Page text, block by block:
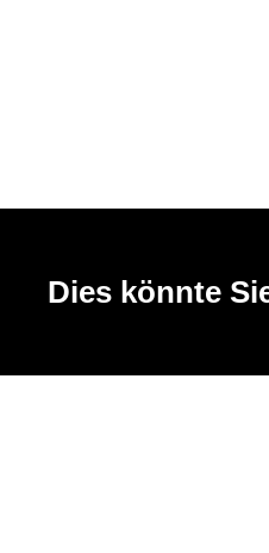
Dies könnte